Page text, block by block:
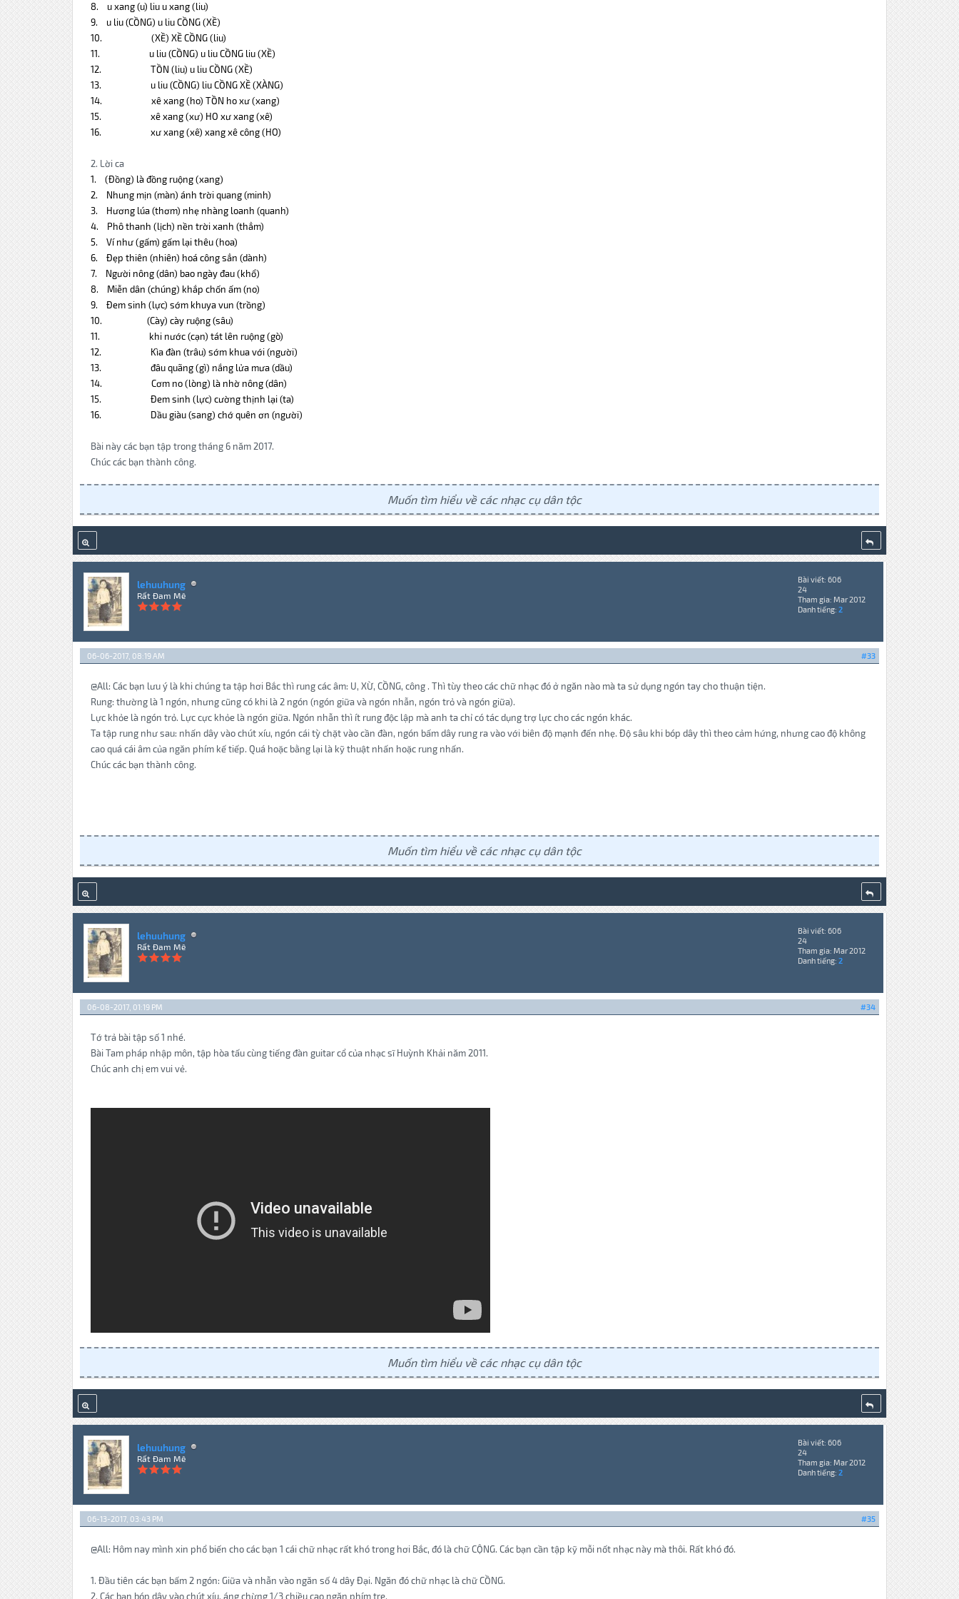
8.
u xang(u) liu u xang (liu)
9.
u liu(CỒNG) u liu CỒNG (XỀ)
10.
(XỀ) XỀ CỒNG (liu)
11.
u liu(CỒNG) u liu CỒNG liu (XỀ)
12.
TỒN (liu) u liu CỒNG (XỀ)
13.
u liu(CỒNG) liu CỒNG XỀ (XÀNG)
14.
xê xang(ho) TỒN ho xư (xang)
15.
xê xang(xư) HO xư xang (xê)
16.
xư xang(xê) xang xê công (HO)
2. Lời ca
1.
(Đồng) là đồng ruộng (xang)
2.
Nhung mịn (màn) ánh trời quang (minh)
3.
Hương lúa (thơm) nhẹ nhàng loanh (quanh)
4.
Phô thanh (lịch) nền trời xanh (thẳm)
5.
Ví như (gấm) gấm lại thêu (hoa)
6.
Đẹp thiên (nhiên) hoá công sẳn (dành)
7.
Người nông (dân) bao ngày đau (khổ)
8.
Miễn dân (chúng) khắp chốn ấm (no)
9.
Đem sinh (lực) sớm khuya vun (trồng)
10.
(Cày) cày ruộng (sâu)
11.
khi nước (cạn) tát lên ruộng (gò)
12.
Kìa đàn (trâu) sớm khua với (người)
13.
đâu quãng (gì) nắng lửa mưa (dầu)
14.
Cơm no (lòng) là nhờ nông (dân)
15.
Đem sinh (lực) cường thịnh lại (ta)
16.
Dầu giàu (sang) chớ quên ơn (người)
Bài này các bạn tập trong tháng 6 năm 2017.
Chúc các bạn thành công.
Muốn tìm hiểu về các nhạc cụ dân tộc
lehuuhung
Rất Đam Mê
Bài viết: 606
24
Tham gia: Mar 2012
Danh tiếng: 2
#33
06-06-2017, 08:19 AM
@All: Các bạn lưu ý là khi chúng ta tập hơi Bắc thì rung các âm: U, XỪ, CỒNG, công . Thì tùy theo các chữ nhạc đó ở ngăn nào mà ta sử dụng ngón tay cho thuận tiện.
Rung: thường là 1 ngón, nhưng cũng có khi là 2 ngón (ngón giữa và ngón nhẫn, ngón trỏ và ngón giữa).
Lực khỏe là ngón trỏ. Lực cực khỏe là ngón giữa. Ngón nhẫn thì ít rung độc lập mà anh ta chỉ có tác dụng trợ lực cho các ngón khác.
Ta tập rung như sau: nhấn dây vào chút xíu, ngón cái tỳ chặt vào cần đàn, ngón bấm dây rung ra vào với biên độ mạnh đến nhẹ. Độ sâu khi bóp dây thì theo cảm hứng, nhưng cao độ không
cao quá cái âm của ngăn phím kế tiếp. Quá hoặc bằng lại là kỹ thuật nhấn hoặc rung nhấn.
Chúc các bạn thành công.
Muốn tìm hiểu về các nhạc cụ dân tộc
lehuuhung
Rất Đam Mê
Bài viết: 606
24
Tham gia: Mar 2012
Danh tiếng: 2
#34
06-08-2017, 01:19 PM
Tớ trả bài tập số 1 nhé.
Bài Tam pháp nhập môn, tập hòa tấu cùng tiếng đàn guitar cổ của nhạc sĩ Huỳnh Khải năm 2011.
Chúc anh chị em vui vẻ.
Muốn tìm hiểu về các nhạc cụ dân tộc
lehuuhung
Rất Đam Mê
Bài viết: 606
24
Tham gia: Mar 2012
Danh tiếng: 2
#35
06-13-2017, 03:43 PM
@All: Hôm nay mình xin phổ biến cho các bạn 1 cái chữ nhạc rất khó trong hơi Bắc, đó là chữ CỘNG. Các bạn cần tập kỹ mỗi nốt nhạc này mà thôi. Rất khó đó.
1. Đầu tiên các bạn bấm 2 ngón: Giữa và nhẫn vào ngăn số 4 dây Đại. Ngăn đó chữ nhạc là chữ CỒNG.
2. Các bạn bóp dây vào chút xíu, áng chừng 1/3 chiều cao ngăn phím tre.